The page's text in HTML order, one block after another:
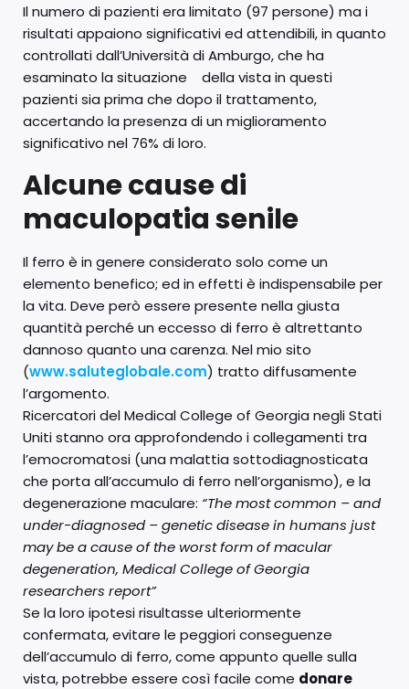
Il numero di pazienti era limitato (97 persone) ma i
risultati appaiono significativi ed attendibili, in quanto
controllati dall’Università di Amburgo, che ha
esaminato la situazione della vista in questi
pazienti sia prima che dopo il trattamento,
accertando la presenza di un miglioramento
significativo nel 76% di loro.
Alcune cause di
maculopatia senile
Il ferro è in genere considerato solo come un
elemento benefico; ed in effetti è indispensabile per
la vita. Deve però essere presente nella giusta
quantità perché un eccesso di ferro è altrettanto
dannoso quanto una carenza. Nel mio sito
(www.saluteglobale.com) tratto diffusamente
l’argomento.
Ricercatori del Medical College of Georgia negli Stati
Uniti stanno ora approfondendo i collegamenti tra
l’emocromatosi (una malattia sottodiagnosticata
che porta all’accumulo di ferro nell’organismo), e la
degenerazione maculare: “The most common – and
under-diagnosed – genetic disease in humans just
may be a cause of the worst form of macular
degeneration, Medical College of Georgia
researchers report”
Se la loro ipotesi risultasse ulteriormente
confermata, evitare le peggiori conseguenze
dell’accumulo di ferro, come appunto quelle sulla
vista, potrebbe essere così facile come donare